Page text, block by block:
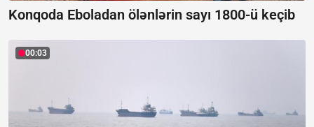
Konqoda Eboladan ölənlərin sayı 1800-ü keçib
00:03